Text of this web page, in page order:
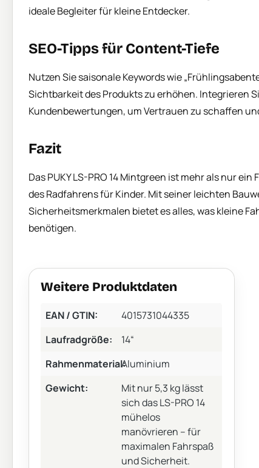
ideale Begleiter für kleine Entdecker.
SEO-Tipps für Content-Tiefe
Nutzen Sie saisonale Keywords wie
Sichtbarkeit des Produkts zu erhöhen. Integrieren
Kundenbewertungen, um Vertrauen zu schaffen
Fazit
Das PUKY LS-PRO 14 Mintgreen ist mehr als nur
des Radfahrens für Kinder. Mit seiner leichten
Sicherheitsmerkmalen bietet es alles, was kleine
benötigen.
Weitere Produktdaten
EAN / GTIN:
4015731044335
Laufradgröße:
14“
Rahmenmaterial:Aluminium
Gewicht:
Mit nur 5,3 kg lässt
sich das LS-PRO 14
mühelos
manövrieren – für
maximalen Fahrspaß
und Sicherheit.